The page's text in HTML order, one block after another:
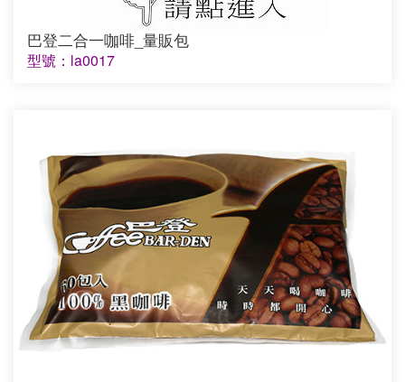
巴登二合一咖啡_量販包
型號：la0017